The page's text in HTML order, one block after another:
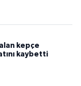
kepçe
kaybetti